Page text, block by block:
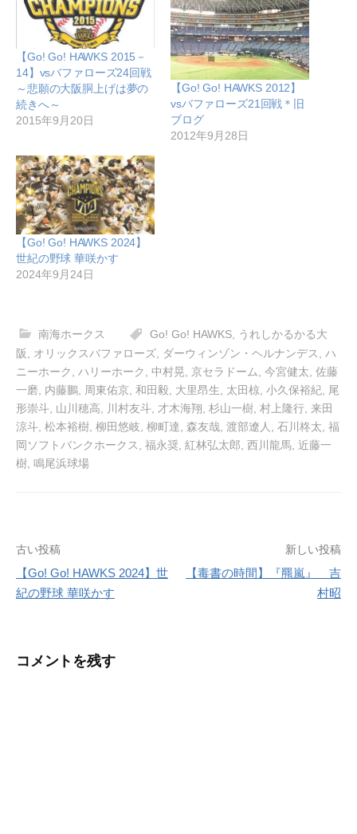
【Go! Go! HAWKS 2015－
14】vsバファローズ24回戦
～悲願の大阪胴上げは夢の
続きへ～
2015年9月20日
【Go! Go! HAWKS 2012】
vsバファローズ21回戦＊旧
ブログ
2012年9月28日
【Go! Go! HAWKS 2024】
世紀の野球 華咲かす
2024年9月24日
南海ホークス Go! Go! HAWKS
うれしかるかる大
阪, オリックスバファローズ, ダーウィンゾン・ヘルナンデス, ハ
ニーホーク, ハリーホーク, 中村晃, 京セラドーム, 今宮健太, 佐藤
一磨, 内藤鵬, 周東佑京, 和田毅, 大里昂生, 太田椋, 小久保裕紀, 尾
形崇斗, 山川穂高, 川村友斗, 才木海翔, 杉山一樹, 村上隆行, 来田
涼斗, 松本裕樹, 柳田悠岐, 柳町達, 森友哉, 渡部遼人, 石川柊太, 福
岡ソフトバンクホークス, 福永奨, 紅林弘太郎, 西川龍馬, 近藤一
樹, 鳴尾浜球場
投
稿
古い投稿
【Go! Go! HAWKS 2024】世
紀の野球 華咲かす
新しい投稿
【毒書の時間】『羆嵐』 吉
村昭
コメントを残す